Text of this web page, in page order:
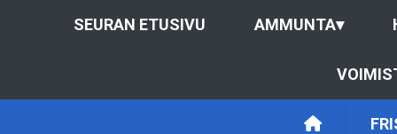
SEURAN ETUSIVU AMMUNTA▾